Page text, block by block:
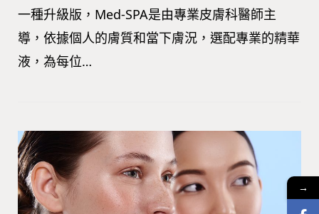
一種升級版，Med-SPA是由專業皮膚科醫師主
導，依據個人的膚質和當下膚況，選配專業的精華
液，為每位…
→